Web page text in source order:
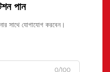
পান
সাথে যোগাযোগ করবেন।
0/100